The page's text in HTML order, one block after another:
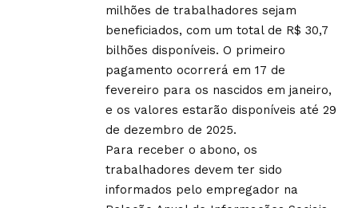
milhões de trabalhadores sejam
beneficiados, com um total de R$ 30,7
bilhões disponíveis. O primeiro
pagamento ocorrerá em 17 de
fevereiro para os nascidos em janeiro,
e os valores estarão disponíveis até 29
de dezembro de 2025.
Para receber o abono, os
trabalhadores devem ter sido
informados pelo empregador na